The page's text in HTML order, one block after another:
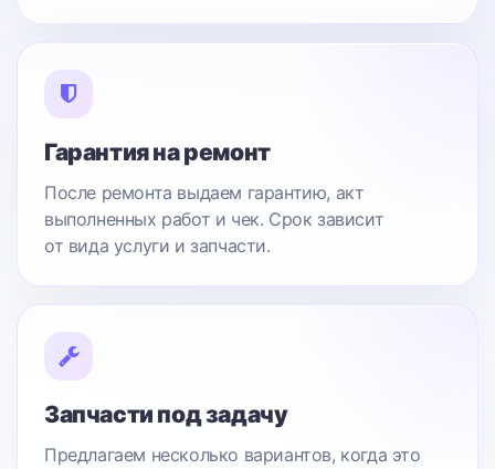
Гарантия на ремонт
После ремонта выдаем гарантию, акт
выполненных работ и чек. Срок зависит
от вида услуги и запчасти.
Запчасти под задачу
Предлагаем несколько вариантов, когда это